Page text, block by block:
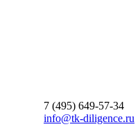
7 (495) 649-57-34
info@tk-diligence.ru